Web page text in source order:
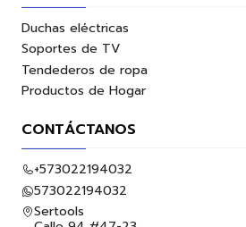
Duchas eléctricas
Soportes de TV
Tendederos de ropa
Productos de Hogar
CONTÁCTANOS
+573022194032
573022194032
Sertools